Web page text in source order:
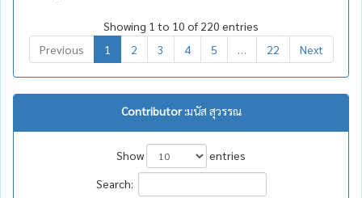
Showing 1 to 10 of 220 entries
Previous
1 2 3 4 5 22 Next
Contributor :มนัส สุวรรณ
Show
entries
Search: